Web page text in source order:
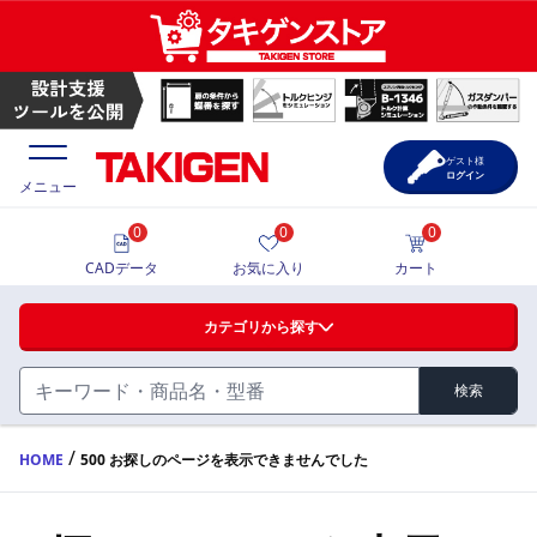
ハンドル・取手・つまみ・周辺機器
FA・A
蝶番・ステー・周辺機器
価格一覧
製品カタログ
メニュー
カテゴリから探す
検索
0
CADデータ
0
お気に入り
0
カート
ゲスト様
ログイン
HOME / 500 お探しのページを表示できませんでした